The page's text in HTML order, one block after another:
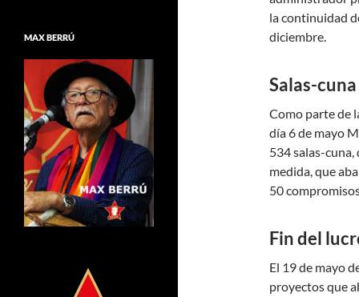
la continuidad
diciembre.
Salas-cuna
Como parte de
día 6 de mayo
534 salas-cuna,
medida, que
50
Fin del
El 19 de mayo
proyectos que
MAX BERRÚ